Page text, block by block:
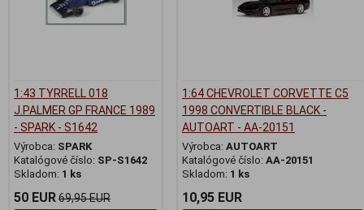
1:43 TYRRELL 018
J.PALMER GP FRANCE 1989
- SPARK - S1642
Výrobca: SPARK
Katalógové číslo: SP-S1642
Skladom: 1 ks
50 EUR69,95 EUR
1:64 CHEVROLET CORVETTE C5
1998 CONVERTIBLE BLACK -
AUTOART - AA-20151
Výrobca: AUTOART
Katalógové číslo: AA-20151
Skladom: 1 ks
10,95 EUR